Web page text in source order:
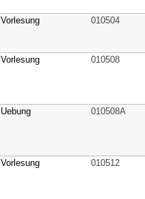
Vorlesung 010504
Vorlesung 010508
Uebung 010508A
Vorlesung 010512